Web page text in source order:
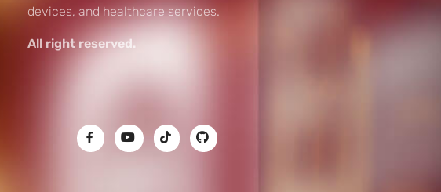
devices, and healthcare services.
All right reserved.